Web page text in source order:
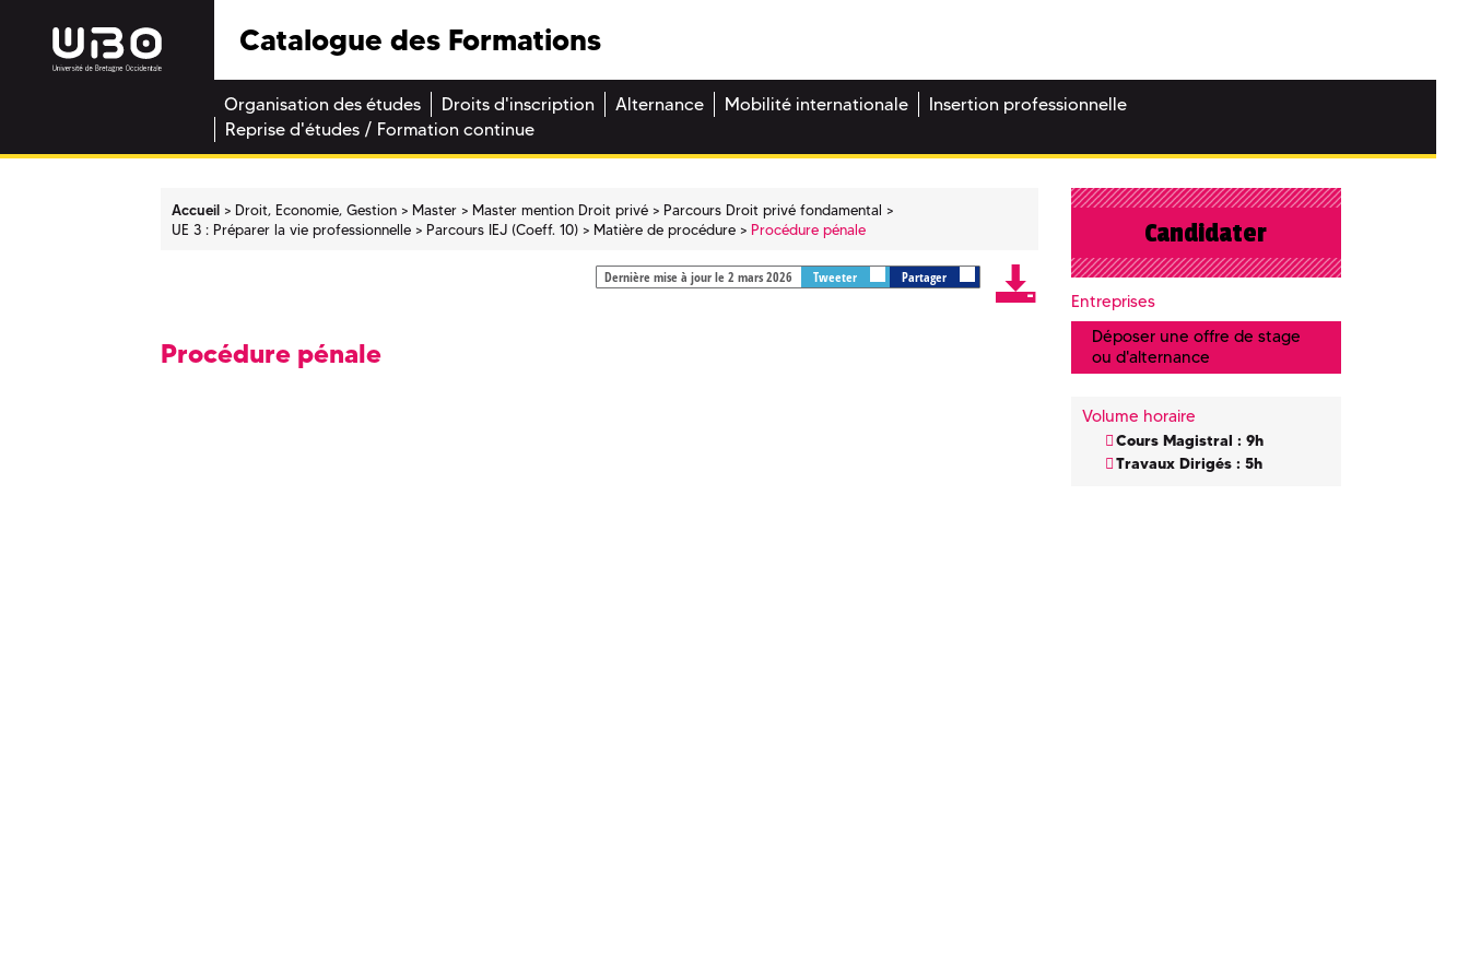
Catalogue des Formations
Organisation des études Droits d'inscription Alternance Mobilité internationale
Insertion professionnelle
Reprise d'études / Formation continue
Accueil Droit, Economie, Gestion Master Master mention Droit privé
Parcours Droit privé fondamental
UE 3 : Préparer la vie professionnelle
Parcours IEJ (Coeff. 10) Matière de procédure Procédure pénale
Dernière mise à jour le 2 mars 2026 Tweeter Partager
Procédure pénale
Candidater
Entreprises
Déposer une offre de stage
ou d'alternance
Volume horaire
Cours Magistral : 9h
Travaux Dirigés : 5h